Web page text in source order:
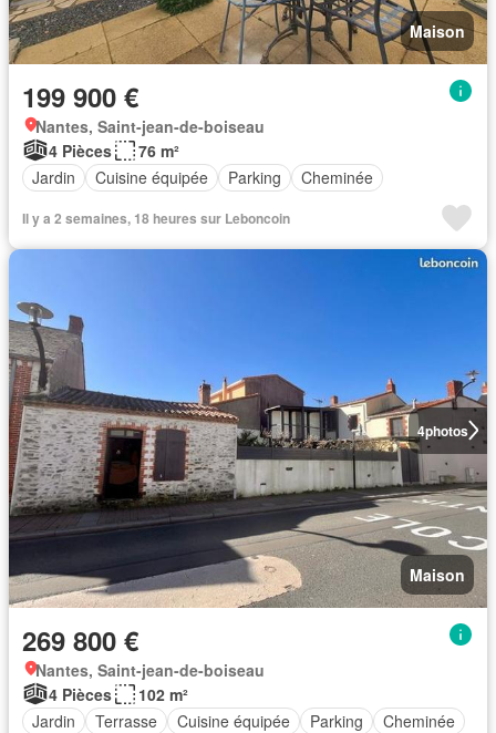
Maison
199 900 €
Nantes, Saint-jean-de-boiseau
4 Pièces
76 m²
Jardin
Cuisine équipée Parking Cheminée
Il y a 2 semaines, 18 heures sur Leboncoin
4photos
Maison
269 800 €
Nantes, Saint-jean-de-boiseau
4 Pièces
102 m²
Jardin
Terrasse Cuisine équipée Parking Cheminée